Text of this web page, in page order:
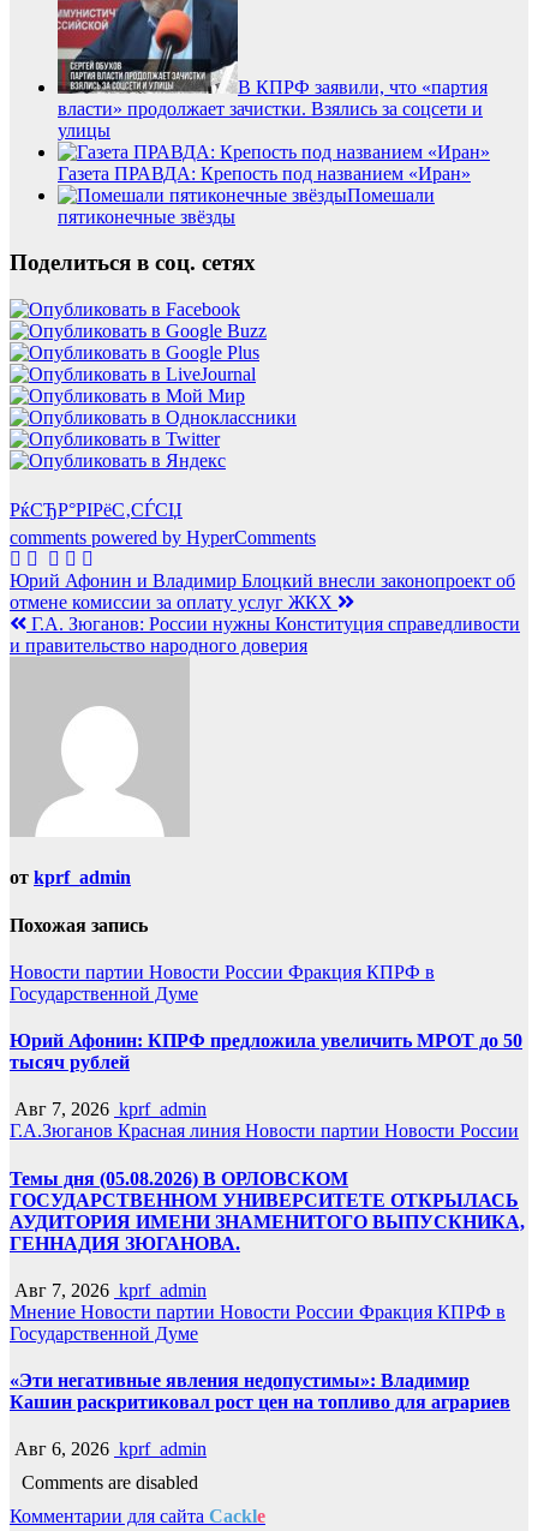
В КПРФ заявили, что «партия
власти» продолжает зачистки. Взялись за соцсети и
улицы
Газета ПРАВДА: Крепость под названием «Иран»
Помешали
пятиконечные звёзды
Поделиться в соц. сетях
РќСЂР°РІРёС‚СЃСЏ
comments powered by HyperComments
Навигация
по
записям
Юрий Афонин и Владимир Блоцкий внеcли законопроект об
отмене комиссии за оплату услуг ЖКХ
Г.А. Зюганов: России нужны Конституция справедливости
и правительство народного доверия
от kprf_admin
Похожая запись
Новости партии Новости России Фракция КПРФ в
Государственной Думе
Юрий Афонин: КПРФ предложила увеличить МРОТ до 50
тысяч рублей
Авг 7, 2026 kprf_admin
Г.А.Зюганов Красная линия Новости партии Новости России
Темы дня (05.08.2026) В ОРЛОВСКОМ
ГОСУДАРСТВЕННОМ УНИВЕРСИТЕТЕ ОТКРЫЛАСЬ
АУДИТОРИЯ ИМЕНИ ЗНАМЕНИТОГО ВЫПУСКНИКА,
ГЕННАДИЯ ЗЮГАНОВА.
Авг 7, 2026 kprf_admin
Мнение Новости партии Новости России Фракция КПРФ в
Государственной Думе
«Эти негативные явления недопустимы»: Владимир
Кашин раскритиковал рост цен на топливо для аграриев
Авг 6, 2026 kprf_admin
Comments are disabled
Комментарии для сайта Cackle